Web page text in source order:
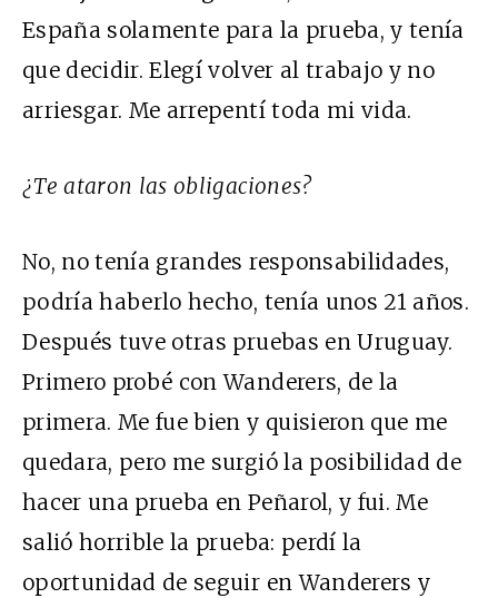
España solamente para la prueba, y tenía
que decidir. Elegí volver al trabajo y no
arriesgar. Me arrepentí toda mi vida.
¿Te ataron las obligaciones?
No, no tenía grandes responsabilidades,
podría haberlo hecho, tenía unos 21 años.
Después tuve otras pruebas en Uruguay.
Primero probé con Wanderers, de la
primera. Me fue bien y quisieron que me
quedara, pero me surgió la posibilidad de
hacer una prueba en Peñarol, y fui. Me
salió horrible la prueba: perdí la
oportunidad de seguir en Wanderers y